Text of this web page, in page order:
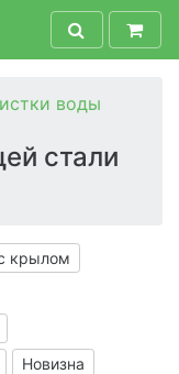
воды
стали
крылом
Новизна